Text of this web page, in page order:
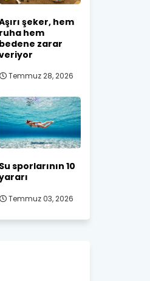
şeker, hem
ruha hem
bedene zarar
Temmuz 28, 2026
Su sporlarının 10
Temmuz 03, 2026